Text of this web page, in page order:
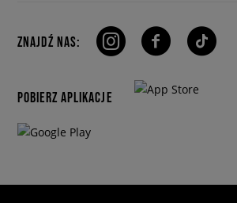
ZNAJDŹ NAS:
POBIERZ APLIKACJE